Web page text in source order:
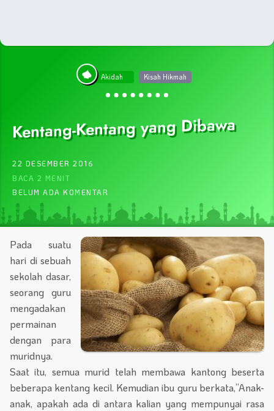
Akidah Kisah Hikmah
Kentang-Kentang yang Dibawa
22 DESEMBER 2016
BACA 2 MENIT
BELUM ADA KOMENTAR
Pada suatu
hari di sebuah
sekolah dasar,
seorang guru
mengadakan
permainan
dengan para
muridnya.
Saat itu, semua murid telah membawa kantong beserta
beberapa kentang kecil. Kemudian ibu guru berkata,”Anak-
anak, apakah ada di antara kalian yang mempunyai rasa